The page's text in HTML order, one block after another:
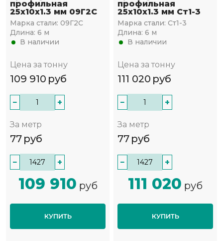
профильная
25х10х1.3 мм 09Г2С
Марка стали: 09Г2С
Длина: 6 м
В наличии
Цена за тонну
109 910 руб
− +
За метр
77 руб
− +
109 910 руб
КУПИТЬ
профильная
25х10х1.3 мм Ст1-3
Марка стали: Ст1-3
Длина: 6 м
В наличии
Цена за тонну
111 020 руб
− +
За метр
77 руб
− +
111 020 руб
КУПИТЬ